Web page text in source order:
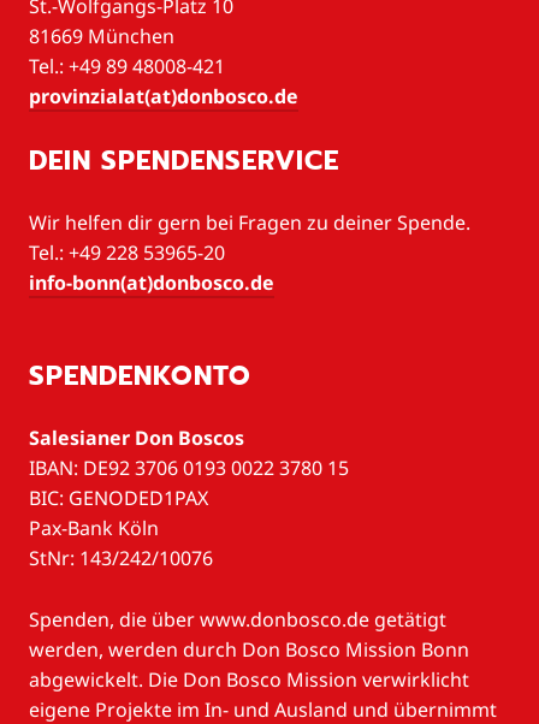
St.-Wolfgangs-Platz 10
81669 München
Tel.: +49 89 48008-421
provinzialat(at)donbosco.de
DEIN SPENDENSERVICE
Wir helfen dir gern bei Fragen zu deiner Spende.
Tel.: +49 228 53965-20
info-bonn(at)donbosco.de
SPENDENKONTO
Salesianer Don Boscos
IBAN: DE92 3706 0193 0022 3780 15
BIC: GENODED1PAX
Pax-Bank Köln
StNr: 143/242/10076
Spenden, die über www.donbosco.de getätigt
werden, werden durch Don Bosco Mission Bonn
abgewickelt. Die Don Bosco Mission verwirklicht
eigene Projekte im In- und Ausland und übernimmt